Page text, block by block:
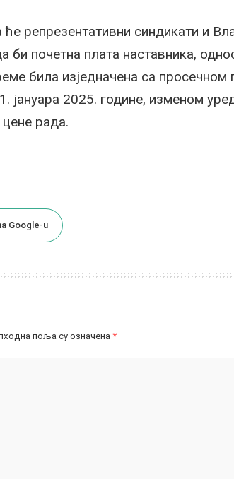
репрезентативни синдикати и
би почетна плата наставника,
била изједначена са просечном
јануара 2025. године, изменом
рада.
Google-u
поља су означена *